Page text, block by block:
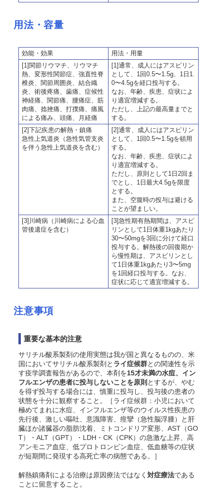
用法・容量
効能・効果
用法・用量
[1]関節リウマチ、リウマチ
熱、変形性関節症、強直性脊
椎炎、関節周囲炎、結合織
炎、術後疼痛、歯痛、症候性
神経痛、関節痛、腰痛症、筋
肉痛、捻挫痛、打撲痛、痛風
による痛み、頭痛、月経痛
[1]通常、成人にはアスピリン
として、1回0.5〜1.5g、1日1.
0〜4.5gを経口投与する。
なお、年齢、疾患、症状によ
り適宜増減する。
ただし、上記の最高量までと
する。
[2]下記疾患の解熱・鎮痛
急性上気道炎（急性気管支炎
を伴う急性上気道炎を含む）
[2]通常、成人にはアスピリン
として、1回0.5〜1.5gを頓用
する。
なお、年齢、疾患、症状によ
り適宜増減する。
ただし、原則として1日2回ま
でとし、1日最大4.5gを限度
とする。
また、空腹時の投与は避ける
ことが望ましい。
[3]川崎病（川崎病による心血
管後遺症を含む）
[3]急性期有熱期間は、アスピ
リンとして1日体重1kgあたり
30〜50mgを3回に分けて経口
投与する。解熱後の回復期か
ら慢性期は、アスピリンとし
て1日体重1kgあたり3〜5mg
を1回経口投与する。なお、
症状に応じて適宜増減する。
注意事項
重要な基本的注意
サリチル酸系製剤の使用実態は我が国と異なるものの、米
国においてサリチル酸系製剤と ライ症候群との関連性を示
す疫学調査報告があるので、本剤を15才未満の水痘、イン
フルエンザの患者に投与しないことを原則 とするが、やむ
を得ず投与する場合には、慎重に投与し、投与後の患者の
状態を十分に観察すること。［ライ症候群：小児において
極めてまれに水痘、インフルエンザ等のウイルス性疾患の
先行後、激しい嘔吐、意識障害、痙攣（急性脳浮腫）と肝
臓ほか諸臓器の脂肪沈着、ミトコンドリア変形、AST（GO
T）・ALT（GPT）・LDH・CK（CPK）の急激な上昇、高
アンモニア血症、低プロトロンビン血症、低血糖等の症状
が短期間に発現する高死亡率の病態である。］
解熱鎮痛剤による治療は原因療法ではなく 対症療法である
ことに留意すること。